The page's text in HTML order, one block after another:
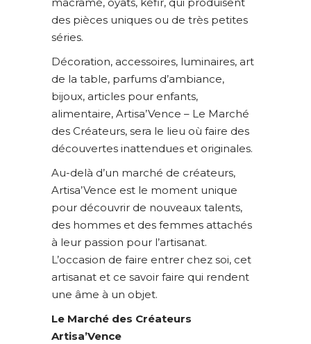
macramé, oyats, kéfir, qui produisent
des pièces uniques ou de très petites
séries.
Décoration, accessoires, luminaires, art
de la table, parfums d’ambiance,
bijoux, articles pour enfants,
alimentaire, Artisa’Vence – Le Marché
des Créateurs, sera le lieu où faire des
découvertes inattendues et originales.
Au-delà d’un marché de créateurs,
Artisa’Vence est le moment unique
pour découvrir de nouveaux talents,
des hommes et des femmes attachés
à leur passion pour l’artisanat.
L’occasion de faire entrer chez soi, cet
artisanat et ce savoir faire qui rendent
une âme à un objet.
Le Marché des Créateurs
Artisa’Vence